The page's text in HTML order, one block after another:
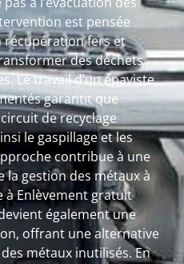
est pensée
récupération fers et
des déchets
Le travail d’un épaviste
garantit que
de recyclage
le gaspillage et les
contribue à une
gestion des métaux à
à Enlèvement gratuit
également une
offrant une alternative
métaux inutilisés. En